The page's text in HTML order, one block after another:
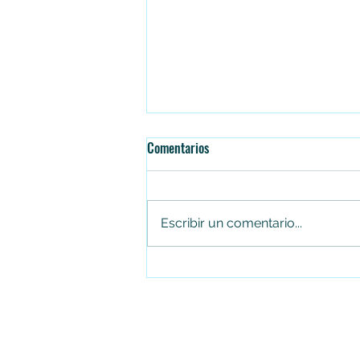
Juan Carlos Arias renuncia al
Comentarios
Escribir un comentario...